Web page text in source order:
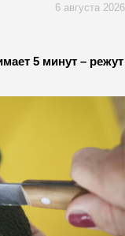
6 августа 2026
5 минут – режут